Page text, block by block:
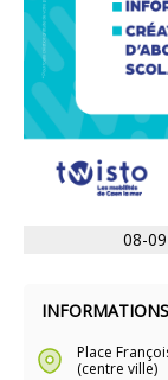
Place
(centre ville)
08-